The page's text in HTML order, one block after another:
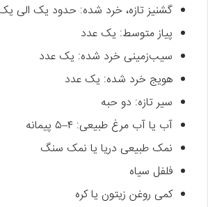
گشنیز تازه، خرد شده: حدود یک الی یک
پیاز متوسط: یک عدد
سیب‌زمینی خرد شده: یک عدد
هویج خرد شده: یک عدد
سیر تازه: دو حبه
آب یا آب مرغ طبیعی: ۴–۵ پیمانه
نمک طبیعی دریا یا نمک سنگ
فلفل سیاه
کمی روغن زیتون یا کره